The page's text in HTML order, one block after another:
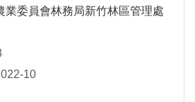
業委員會林務局新竹林區管理處
10